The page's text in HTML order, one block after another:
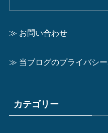
≫ お問い合わせ
≫ 当ブログのプライバシ
カテゴリー